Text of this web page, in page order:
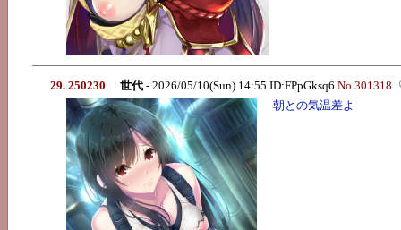
29. 250230 世代 - 2026/05/10(Sun) 14:55 ID:FPpGksq6 No.301318
朝との気温差よ